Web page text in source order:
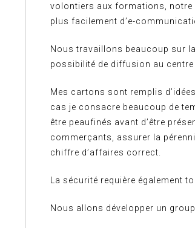
volontiers aux formations, notre
plus facilement d’e-
Nous travaillons beaucoup sur
possibilité de diffusion au centre
Mes cartons sont remplis
cas je consacre beaucoup de
être peaufinés avant d’être
commerçants, assurer la
chiffre d’affaires correct.
La sécurité requière également
Nous allons développer un